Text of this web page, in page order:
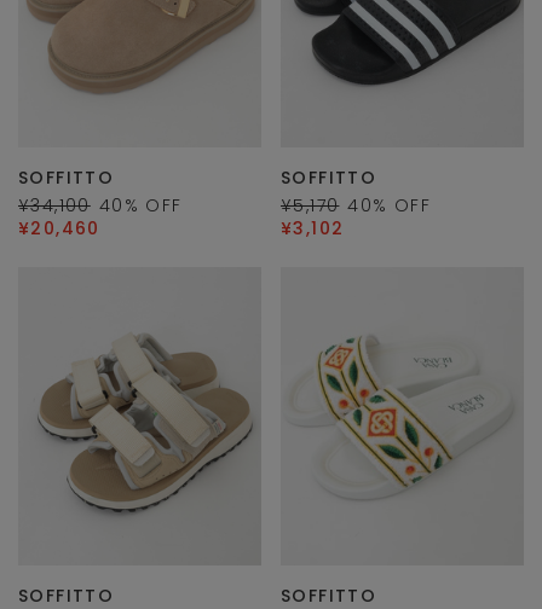
SOFFITTO
¥34,100 40 % OFF
¥20,460
SOFFITTO
¥5,170 40% OFF
¥3,102
SOFFITTO
SOFFITTO